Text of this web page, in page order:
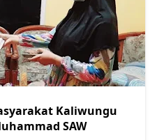
Kaliwungu
SAW